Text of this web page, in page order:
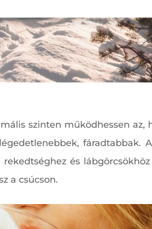
szinten működhessen
fáradtabbak.
és
a csúcson.